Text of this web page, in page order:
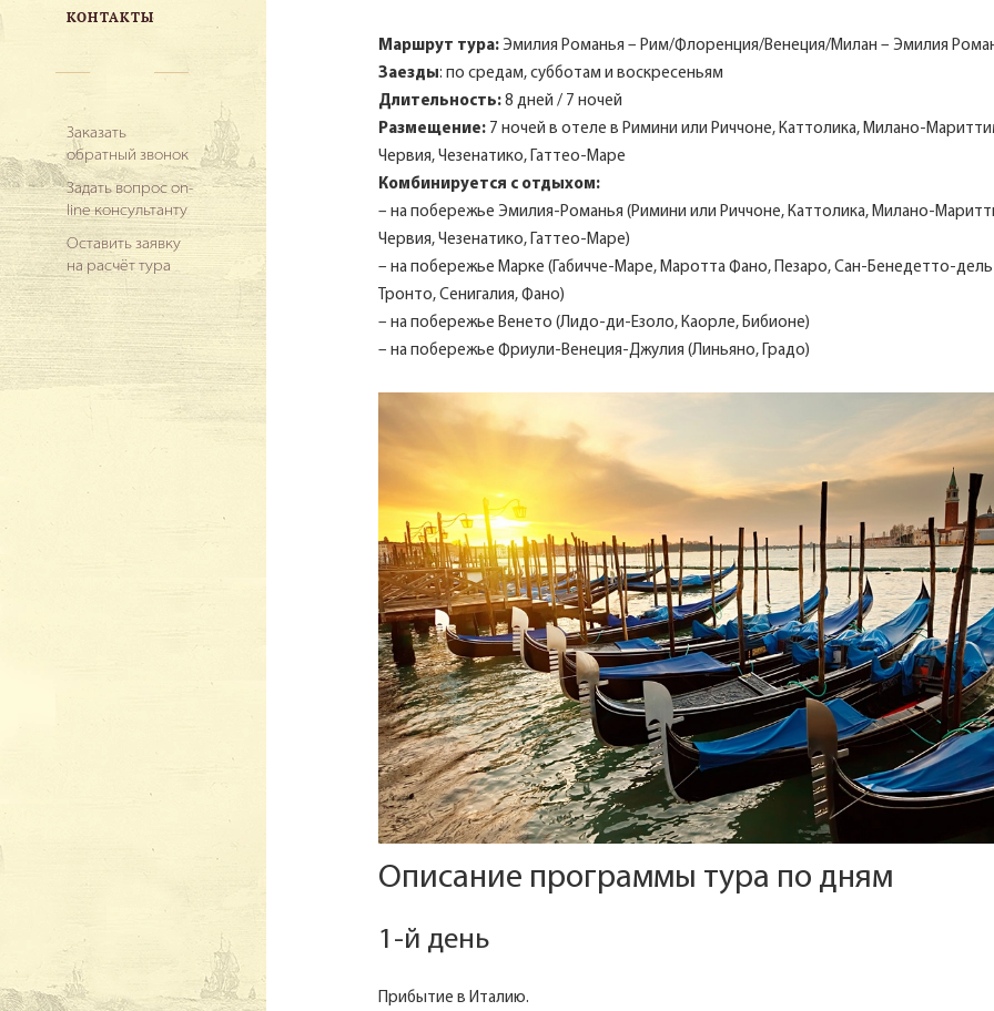
КОНТАКТЫ
Заказать
обратный звонок
Задать вопрос on-
line консультанту
Оставить заявку
на расчёт тура
Маршрут тура: Эмилия Романья – Рим/Флоренция/Венеция/Милан – Эмилия
Заезды: по средам, субботам и воскресеньям
Длительность: 8 дней / 7 ночей
Размещение: 7 ночей в отеле в Римини или Риччоне, Каттолика, Милано-
Червия, Чезенатико, Гаттео-Маре
Комбинируется с отдыхом:
– на побережье Эмилия-Романья (Римини или Риччоне, Каттолика, Милано-
Червия, Чезенатико, Гаттео-Маре)
– на побережье Марке (Габичче-Маре, Маротта Фано, Пезаро, Сан-Бенедетто-
Тронто, Сенигалия, Фано)
– на побережье Венето (Лидо-ди-Езоло, Каорле, Бибионе)
– на побережье Фриули-Венеция-Джулия (Линьяно, Градо)
Описание программы тура по дням
1-й день
Прибытие в Италию.